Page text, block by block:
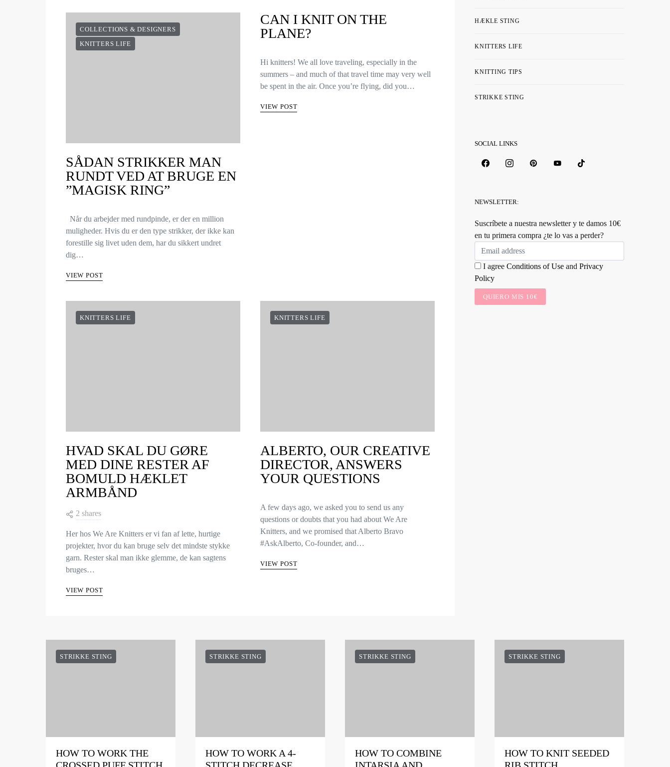
COLLECTIONS & DESIGNERS
KNITTERS LIFE
SÅDAN STRIKKER MAN
RUNDT VED AT BRUGE EN
”MAGISK RING”
Når du arbejder med rundpinde, er der en million
muligheder. Hvis du er den type strikker, der ikke kan
forestille sig livet uden dem, har du sikkert undret
dig…
VIEW POST
CAN I KNIT ON THE
PLANE?
Hi knitters! We all love traveling, especially in the
summers – and much of that travel time may very well
be spent in the air. Once you’re flying, did you…
VIEW POST
KNITTERS LIFE
HVAD SKAL DU GØRE
MED DINE RESTER AF
BOMULD HÆKLET
ARMBÅND
2 shares
Her hos We Are Knitters er vi fan af lette, hurtige
projekter, hvor du kan bruge selv det mindste stykke
garn. Rester skal man ikke glemme, de kan sagtens
bruges…
VIEW POST
KNITTERS LIFE
ALBERTO, OUR CREATIVE
DIRECTOR, ANSWERS
YOUR QUESTIONS
A few days ago, we asked you to send us any
questions or doubts that you had about We Are
Knitters, and we promised that Alberto Bravo
#AskAlberto, Co-founder, and…
VIEW POST
HÆKLE STING
KNITTERS LIFE
KNITTING TIPS
STRIKKE STING
SOCIAL LINKS
NEWSLETTER:
Suscríbete a nuestra newsletter y te damos 10€
en tu primera compra ¿te lo vas a perder?
I agree Conditions of Use and Privacy
Policy
QUIERO MIS 10€
STRIKKE STING
HOW TO WORK THE
STRIKKE STING
HOW TO WORK A 4-
STRIKKE STING
HOW TO COMBINE
STRIKKE STING
HOW TO KNIT SEEDED